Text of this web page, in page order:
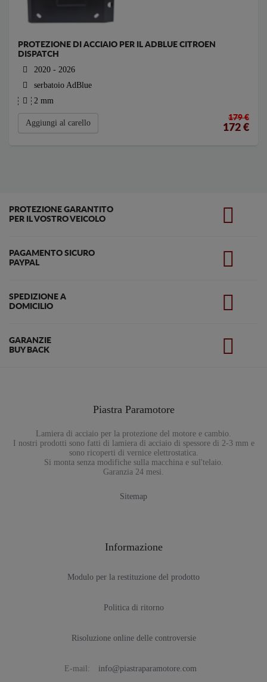
PROTEZIONE DI ACCIAIO PER IL ADBLUE CITROEN
DISPATCH
2020 - 2026
serbatoio AdBlue
2 mm
Aggiungi al carello
179 €
172 €
PROTEZIONE GARANTITO
PER IL VOSTRO VEICOLO
PAGAMENTO SICURO
PAYPAL
SPEDIZIONE A
DOMICILIO
GARANZIE
BUY BACK
Piastra Paramotore
Lamiera di acciaio per la protezione del motore e cambio.
I nostri prodotti sono fatti di lamiera di acciaio di spessore di 2-3 mm e
sono ricoperti di vernice elettrostatica.
Si monta senza modifiche sulla macchina e sul'telaio.
Garanzia 24 mesi.
Sitemap
Informazione
Modulo per la restituzione del prodotto
Politica di ritorno
Risoluzione online delle controversie
E-mail: info@piastraparamotore.com